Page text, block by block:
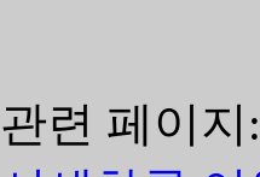
관련 페이